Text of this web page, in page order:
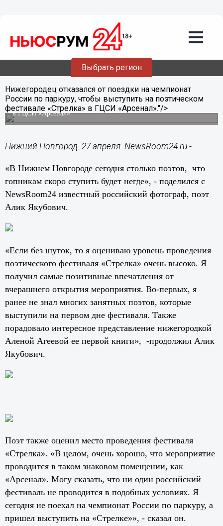
Выбрать регион
Нижегородец отказался от поездки на чемпионат
России по паркуру, чтобы выступить на поэтическом
фестивале «Стрелка» в ГЦСИ «Арсенал»."/>
27.04.201411:56
Сегодня в Нижнем Новгороде столько
поэтов, что гопникам скоро ступить
Нижегородец отказался от поездки на чемпионат России по
паркуру, чтобы выступить на поэтическом фестивале «Стрелка»
в ГЦСИ «Арсенал».
Нижний Новгород. 27 апреля. NewsRoom24.ru -
«В Нижнем Новгороде сегодня столько поэтов, что
гопникам скоро ступить будет негде», - поделился с
NewsRoom24 известный российский фотограф, поэт
Алик Якубович.
«Если без шуток, то я оцениваю уровень проведения
поэтического фестиваля «Стрелка» очень высоко. Я
получил самые позитивные впечатления от
вчерашнего открытия мероприятия. Во-первых, я
ранее не знал многих занятных поэтов, которые
выступили на первом дне фестиваля. Также
порадовало интересное представление нижегородкой
Аленой Агеевой ее первой книги», -продолжил Алик
Якубович.
Поэт также оценил место проведения фестиваля
«Стрелка». «В целом, очень хорошо, что мероприятие
проводится в таком знаковом помещении, как
«Арсенал». Могу сказать, что ни один российский
фестиваль не проводится в подобных условиях. Я
сегодня не поехал на чемпионат России по паркуру, а
пришел выступить на «Стрелке»», - сказал он.